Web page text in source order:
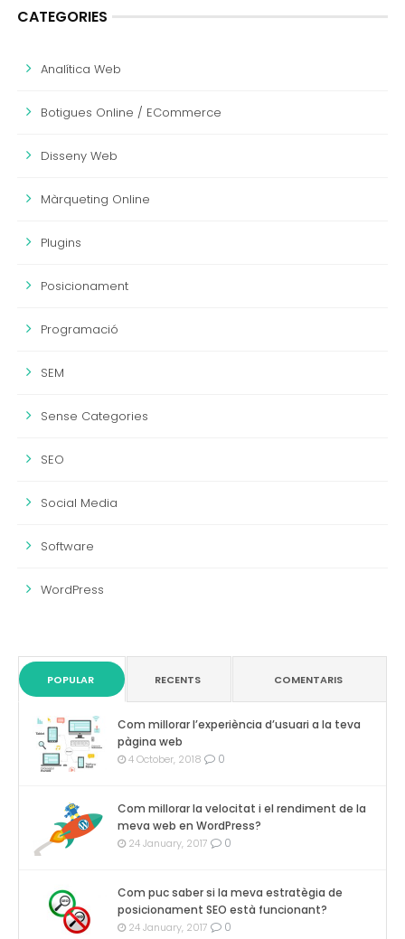
CATEGORIES
Analítica Web
Botigues Online / ECommerce
Disseny Web
Màrqueting Online
Plugins
Posicionament
Programació
SEM
Sense Categories
SEO
Social Media
Software
WordPress
POPULAR RECENTS COMENTARIS
Com millorar l’experiència d’usuari a la teva
pàgina web
4 October, 2018 0
Com millorar la velocitat i el rendiment de la
meva web en WordPress?
24 January, 2017 0
Com puc saber si la meva estratègia de
posicionament SEO està funcionant?
24 January, 2017 0